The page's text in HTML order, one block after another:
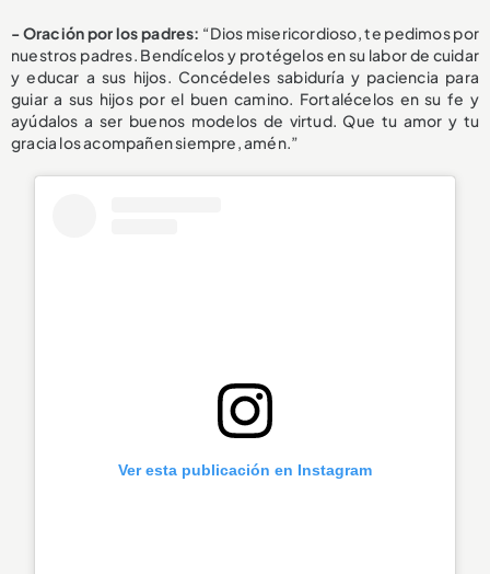
- Oración por los padres: “Dios misericordioso, te pedimos por
nuestros padres. Bendícelos y protégelos en su labor de cuidar
y educar a sus hijos. Concédeles sabiduría y paciencia para
guiar a sus hijos por el buen camino. Fortalécelos en su fe y
ayúdalos a ser buenos modelos de virtud. Que tu amor y tu
gracia los acompañen siempre, amén.”
Ver esta publicación en Instagram